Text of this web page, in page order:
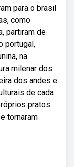
para o brasil
como
partiram de
portugal,
na
milenar dos
dos andes e
de cada
pratos
tornaram